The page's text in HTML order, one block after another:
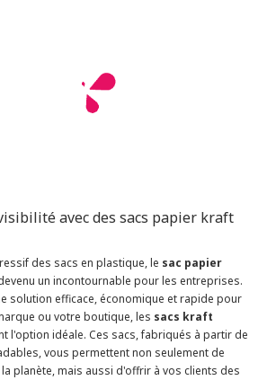
avec des sacs papier kraft
des sacs en plastique, le sac papier
un incontournable pour les entreprises.
solution efficace, économique et rapide pour
ou votre boutique, les sacs kraft
l'option idéale. Ces sacs, fabriqués à partir de
vous permettent non seulement de
planète, mais aussi d'offrir à vos clients des